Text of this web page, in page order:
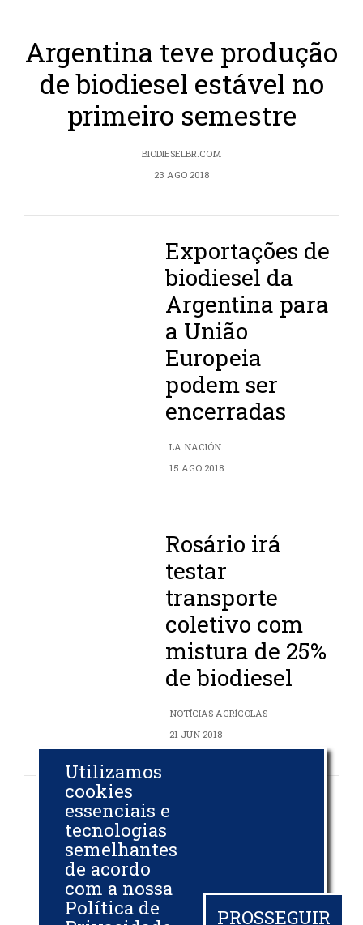
Argentina teve produção
de biodiesel estável no
primeiro semestre
BIODIESELBR.COM
23 AGO 2018
Exportações de
biodiesel da
Argentina para
a União
Europeia
podem ser
encerradas
LA NACIÓN
15 AGO 2018
Rosário irá
testar
transporte
coletivo com
mistura de 25%
de biodiesel
NOTÍCIAS AGRÍCOLAS
21 JUN 2018
Argentina
reassume
liderança nas
exportações de
biodiesel para a
Utilizamos
cookies
essenciais e
tecnologias
semelhantes
de acordo
com a nossa
Política de
PROSSEGUIR